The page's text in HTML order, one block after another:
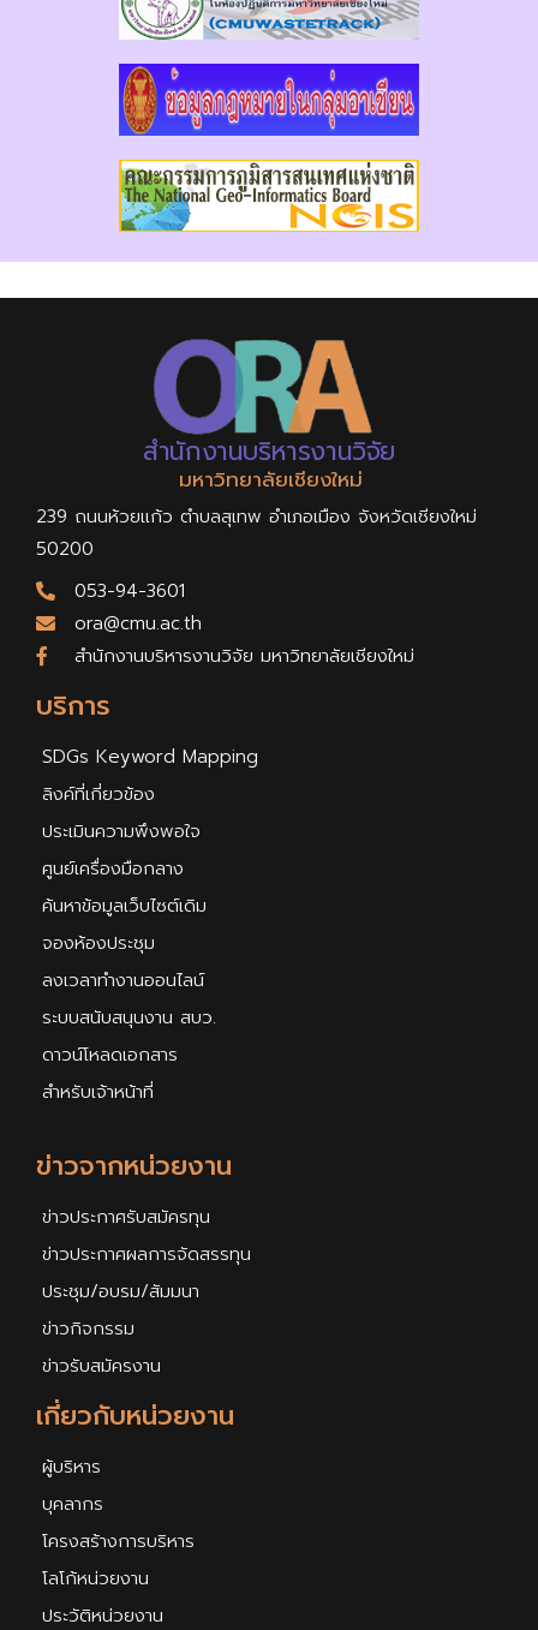
เกี่ยวกับหน่วยงาน
ผู้บริหาร
บุคลากร
โครงสร้างการบริหาร
โลโก้หน่วยงาน
ประวัติหน่วยงาน
ข่าวจากหน่วยงาน
ข่าวประกาศรับสมัครทุน
ข่าวประกาศผลการจัดสรรทุน
ประชุม/อบรม/สัมมนา
ข่าวกิจกรรม
ข่าวรับสมัครงาน
บริการ
SDGs Keyword Mapping
ลิงค์ที่เกี่ยวข้อง
ประเมินความพึงพอใจ
ศูนย์เครื่องมือกลาง
ค้นหาข้อมูลเว็บไซต์เดิม
จองห้องประชุม
ลงเวลาทำงานออนไลน์
ระบบสนับสนุนงาน สบว.
ดาวน์โหลดเอกสาร
สำหรับเจ้าหน้าที่
สำนักงานบริหารงานวิจัย
มหาวิทยาลัยเชียงใหม่
239 ถนนห้วยแก้ว ตำบลสุเทพ อำเภอเมือง จังหวัดเชียงใหม่
50200
053-94-3601
ora@cmu.ac.th
สำนักงานบริหารงานวิจัย มหาวิทยาลัยเชียงใหม่